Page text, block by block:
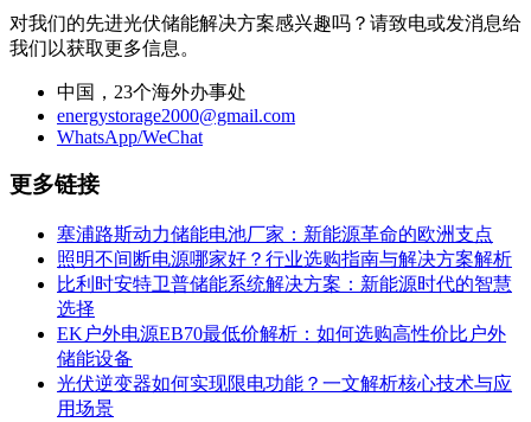
对我们的先进光伏储能解决方案感兴趣吗？请致电或发消息给
我们以获取更多信息。
中国，23个海外办事处
energystorage2000@gmail.com
WhatsApp/WeChat
更多链接
塞浦路斯动力储能电池厂家：新能源革命的欧洲支点
照明不间断电源哪家好？行业选购指南与解决方案解析
比利时安特卫普储能系统解决方案：新能源时代的智慧
选择
EK户外电源EB70最低价解析：如何选购高性价比户外
储能设备
光伏逆变器如何实现限电功能？一文解析核心技术与应
用场景